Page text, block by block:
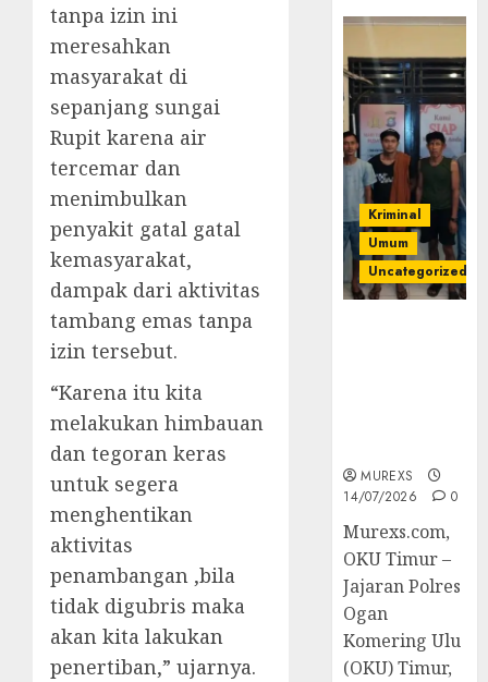
tanpa izin ini
meresahkan
masyarakat di
sepanjang sungai
Rupit karena air
tercemar dan
menimbulkan
penyakit gatal gatal
kemasyarakat,
dampak dari aktivitas
tambang emas tanpa
izin tersebut.
“Karena itu kita
melakukan himbauan
dan tegoran keras
untuk segera
menghentikan
aktivitas
penambangan ,bila
tidak digubris maka
akan kita lakukan
penertiban,” ujarnya.
Kriminal
Umum
Uncategorized
MUREXS
14/07/2026
0
Murexs.com,
OKU Timur –
Jajaran Polres
Ogan
Komering Ulu
(OKU) Timur,